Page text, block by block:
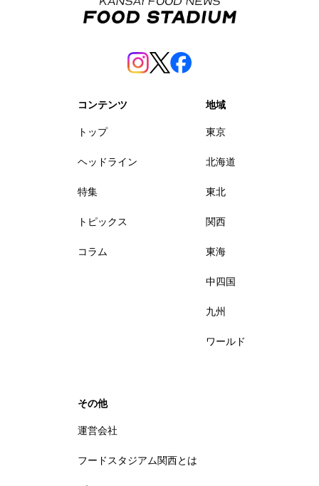
コンテンツ
トップ
ヘッドライン
特集
トピックス
コラム
地域
東京
北海道
東北
関西
東海
中四国
九州
ワールド
その他
運営会社
フードスタジアム関西とは